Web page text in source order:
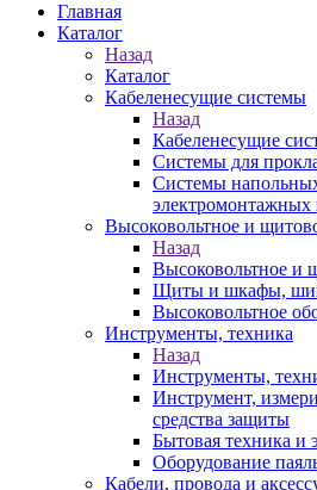
Главная
Каталог
Назад
Каталог
Кабеленесущие системы
Назад
Кабеленесущие
Системы для
Системы
электромонтажных
Высоковольтное и
Назад
Высоковольтное и
Щиты и шкафы,
Высоковольтное
Инструменты, техника
Назад
Инструменты,
Инструмент,
средства защиты
Бытовая техника и
Оборудование
Кабели, провода и